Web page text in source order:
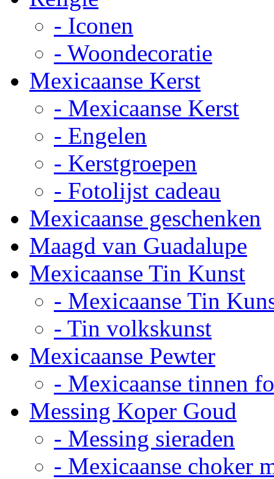
- Iconen
- Woondecoratie
Mexicaanse Kerst
- Mexicaanse Kerst
- Engelen
- Kerstgroepen
- Fotolijst cadeau
Mexicaanse geschenken
Maagd van Guadalupe
Mexicaanse Tin Kunst
- Mexicaanse Tin
- Tin volkskunst
Mexicaanse Pewter
- Mexicaanse tinnen
Messing Koper Goud
- Messing sieraden
- Mexicaanse choker